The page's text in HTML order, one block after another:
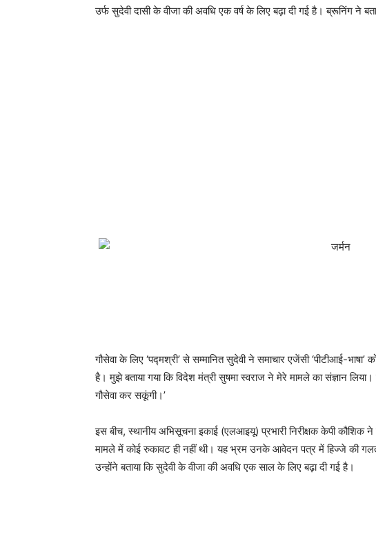
उर्फ सुदेवी दासी के वीजा की अवधि एक वर्ष के लिए बढ़ा दी गई है। ब्रूनिंग ने
गौसेवा के लिए ‘पद्मश्री’ से सम्मानित सुदेवी ने समाचार एजेंसी ‘पीटीआई-भाषा’
है। मुझे बताया गया कि विदेश मंत्री सुषमा स्वराज ने मेरे मामले का संज्ञान
गौसेवा कर सकूंगी।’
इस बीच, स्थानीय अभिसूचना इकाई (एलआइयू) प्रभारी निरीक्षक केपी कौशिक
मामले में कोई रुकावट ही नहीं थी। यह भ्रम उनके आवेदन पत्र में हिज्जे की
उन्होंने बताया कि सुदेवी के वीजा की अवधि एक साल के लिए बढ़ा दी गई है।